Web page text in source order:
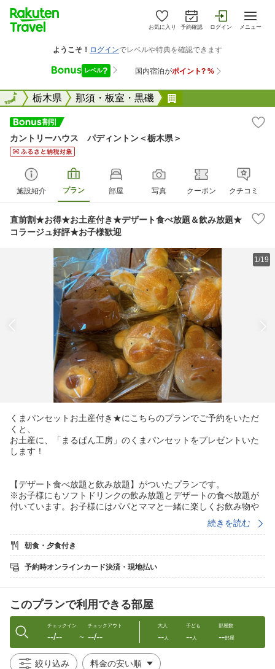
お気に入り 予約確認 ログイン メニュー
全国栃木県 那須・板室・黒磯
全国
カントリーハウス パディントン＜栃木県＞
施設紹介 プラン 部屋 写真 クーポン クチコミ
直前割★お得★お土産付き★デザート食べ放題＆飲み放題★
コラージュ好評★お子様歓迎
1/19
くまパンセットお土産付き★にこちらのプランでご予約をいただ
くと、
お土産に、「まるぱん工房」のくまパンセットをプレゼントいた
します！
【デザート食べ放題と飲み放題】がついたプランです。
※お子様にもソフトドリンクの飲み放題とデザートの食べ放題が
付いています。お子様にはパパとママと一緒に楽しくお飲み物や
ご希望により、オプションで
〇ステーキ食べ放題（￥１５００×大人人数全員）
〇ロブスター（￥１５００×人数）でお付けいたします。
※各税別・備考欄にご希望をご記入ください
免疫力アップに繋がるお食事の摂り方もご提案していますよ♪
★当館の食べ放題はビュッフェ形式ではありません
続きを読む
朝食・夕食付き
予約時オンラインカード決済・現地払い
このプランで利用できる部屋
チェックイン
--/-- 〜
チェックアウト
--/--
大人
--人
子ども
--人
部屋数
--部屋
絞り込み